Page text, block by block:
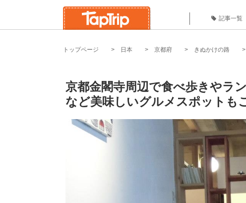
記事一覧
トップページ 日本 京都府 きぬかけの路
京都金閣寺周辺で食べ歩きやラ
など美味しいグルメスポットも